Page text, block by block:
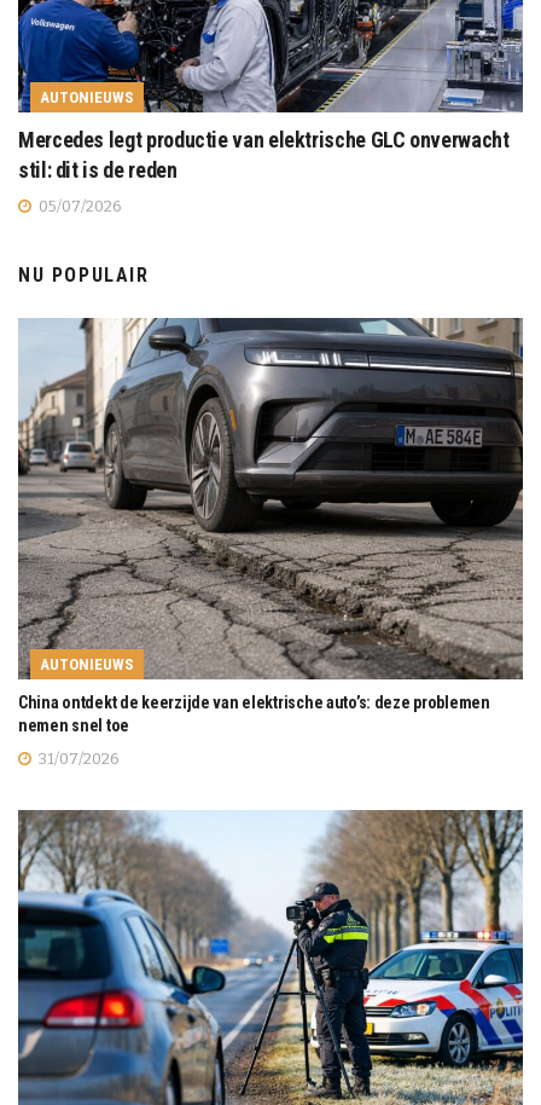
AUTONIEUWS
Mercedes legt productie van elektrische GLC onverwacht
stil: dit is de reden
05/07/2026
NU POPULAIR
AUTONIEUWS
China ontdekt de keerzijde van elektrische auto’s: deze problemen
nemen snel toe
31/07/2026